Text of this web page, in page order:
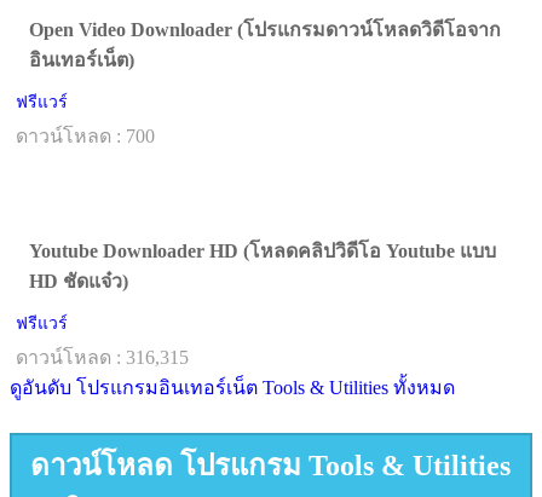
Open Video Downloader (โปรแกรมดาวน์โหลดวิดีโอจาก
อินเทอร์เน็ต)
ฟรีแวร์
ดาวน์โหลด : 700
Youtube Downloader HD (โหลดคลิปวิดีโอ Youtube แบบ
HD ชัดแจ๋ว)
ฟรีแวร์
ดาวน์โหลด : 316,315
ดูอันดับ โปรแกรมอินเทอร์เน็ต Tools & Utilities ทั้งหมด
ดาวน์โหลด โปรแกรม Tools & Utilities